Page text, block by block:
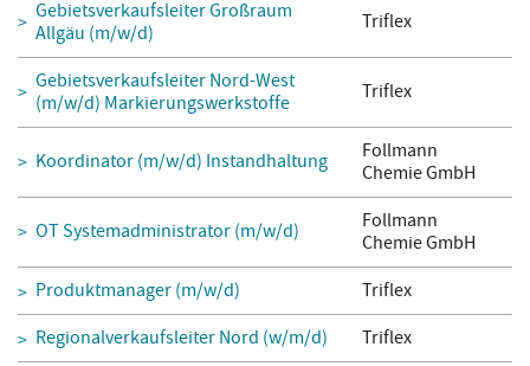
Gebietsverkaufsleiter Großraum
Allgäu (m/w/d)
Triflex
Gebietsverkaufsleiter Nord-West
(m/w/d) Markierungswerkstoffe
Triflex
Koordinator (m/w/d) Instandhaltung
Follmann
Chemie GmbH
OT Systemadministrator (m/w/d)
Follmann
Chemie GmbH
Produktmanager (m/w/d)
Triflex
Regionalverkaufsleiter Nord (w/m/d)
Triflex